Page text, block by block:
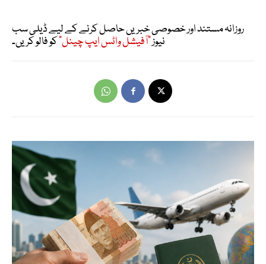
روزانہ مستند اور خصوصی خبریں حاصل کرنے کے لیے ڈیلی سب
نیوز"آفیشل واٹس ایپ چینل"کو فالو کریں۔